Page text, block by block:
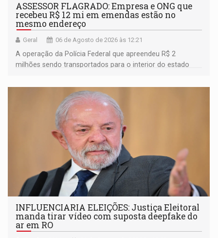
ASSESSOR FLAGRADO: Empresa e ONG que
recebeu R$ 12 mi em emendas estão no
mesmo endereço
Geral 06 de Agosto de 2026 às 12:21
A operação da Polícia Federal que apreendeu R$ 2
milhões sendo transportados para o interior do estado
ligação do suspeito com um deputado federal do União
Brasil por Rondônia
INFLUENCIARIA ELEIÇÕES: Justiça Eleitoral
manda tirar vídeo com suposta deepfake do
ar em RO